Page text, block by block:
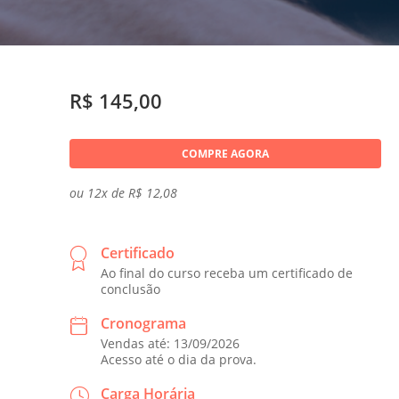
R$ 145,00
COMPRE AGORA
ou 12x de R$ 12,08
Certificado
Ao final do curso receba um certificado de
conclusão
Cronograma
Vendas até: 13/09/2026
Acesso até o dia da prova.
Carga Horária